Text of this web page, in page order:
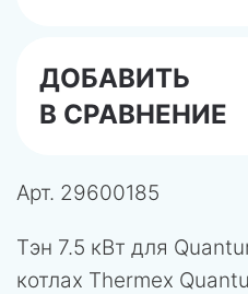
ДОБАВИТЬ
В СРАВНЕНИЕ
Арт. 29600185
Тэн 7.5 кВт для
котлах Thermex